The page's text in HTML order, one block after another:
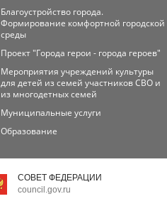
Благоустройство города.
Формирование комфортной городской
среды
Проект "Города герои - города героев"
Мероприятия учреждений культуры
для детей из семей участников СВО и
из многодетных семей
Муниципальные услуги
Образование
СОВЕТ ФЕДЕРАЦИИ
council.gov.ru